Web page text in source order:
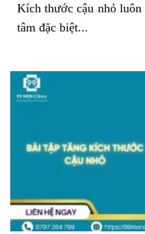
Kích thước cậu nhỏ luôn
tâm đặc biệt...